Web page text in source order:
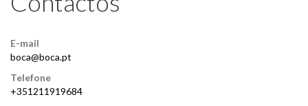
E-mail
boca@boca.pt
Telefone
+351211919684